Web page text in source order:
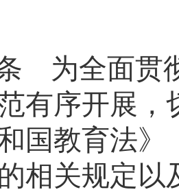
为全面贯
有序开展，
国教育法
相关规定以